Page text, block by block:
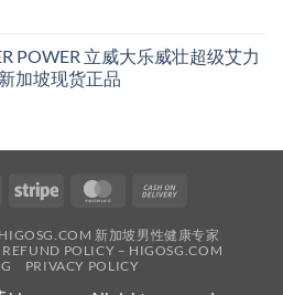
POWER 立威大乐威壮超级艾力
加坡现货正品
Stripe MasterCard
Delivery
新加坡男性健康专家
POLICY – HIGOSG.COM
PRIVACY POLICY